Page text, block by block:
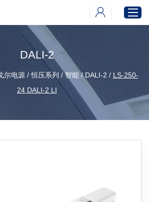
产品中心
新闻中心
DALI-2
尔电源 / 恒压系列 / 智能 / DALI-2 / LS-250-
24 DALI-2 LI